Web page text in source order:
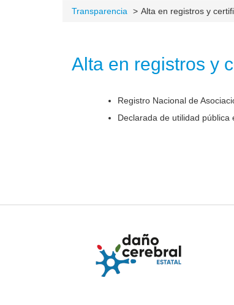
Transparencia Alta en registros y
Alta en registros y
Registro Nacional de
Declarada de utilidad pública